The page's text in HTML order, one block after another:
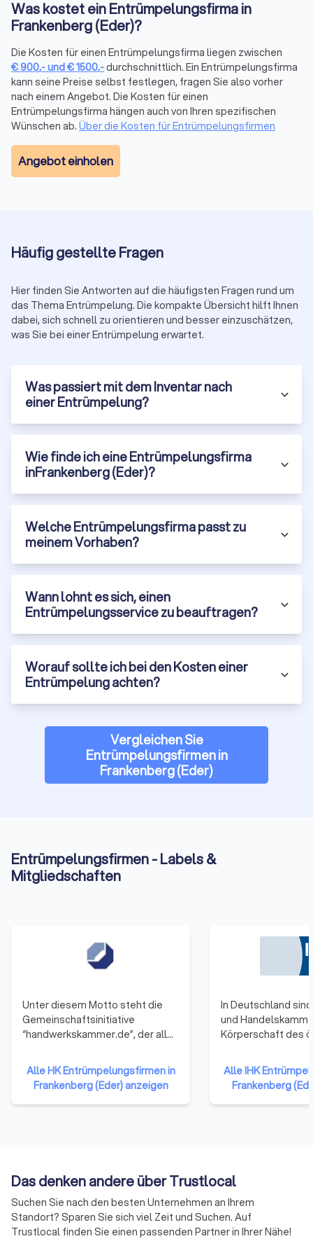
Inventar an. Anbieter fürEntrümpelung und Entsorgung
übernehmen neben dem Abtransport auch die
Räumung helfen spezialisierteReinigungsfirmen beim
Übergabestandard.
Rechtliche Aspekte bei der Entrümpelung
Vorgaben.
und
fachgerecht entsorgt werden. Seriöse Anbieter kennen die
Unklarheiten ist rechtlicher Rat von einem
empfehlenswert.
Entrümpelungsfirmen finden & vergleichen
Wenn Sie schnell, unkompliziert und transparentdie
passende Entrümpelungsfirma in Frankenberg (Eder) finden
Firma auf unserer Plattform istoffiziell registriert
durchläuft eine manuelleQualitätsprüfung
10 Punkten – basierend auf 857 verifizierten
Erfahrungsberichten.
Mit Trustlocal können Sie:
gezielt nach Leistungen wie Haushaltsauflösung,
Kellerentrümpelung oder Entsorgung
Anbieterprofile transparentvergleichen,
beschreiben,
undbis zu vier kostenlose, unverbindliche Angebote
So finden Sie nicht nur denbesten Preis, sondern auch den
Anbieter
, der wirklich zu Ihrem Vorhaben passt.
Was kostet ein Entrümpelungsfirma in
Frankenberg (Eder)?
Die Kosten für einen Entrümpelungsfirma liegen zwischen
€900,-und€1500,-durchschnittlich. Ein Entrümpelungsfirma
kann seine Preise selbst festlegen, fragen Sie also vorher
nach einem Angebot. Die Kosten für einen
Entrümpelungsfirma hängen auch von Ihren spezifischen
Wünschen ab. Über die Kosten für Entrümpelungsfirmen
Angebot einholen
Häufig gestellte Fragen
Hier finden Sie Antworten auf die häufigsten Fragen rund um
das Thema Entrümpelung. Die kompakte Übersicht hilft Ihnen
dabei, sich schnell zu orientieren und besser einzuschätzen,
was Sie bei einer Entrümpelung erwartet.
Was passiert mit dem Inventar nach
einer Entrümpelung?
Wie finde ich eine Entrümpelungsfirma
inFrankenberg (Eder)?
Welche Entrümpelungsfirma passt zu
meinem Vorhaben?
Wann lohnt es sich, einen
Entrümpelungsservice zu beauftragen?
Worauf sollte ich bei den Kosten einer
Entrümpelung achten?
Vergleichen Sie
Entrümpelungsfirmen in
Frankenberg (Eder)
Entrümpelungsfirmen - Labels &
Mitgliedschaften
Unter diesem Motto steht die
Gemeinschaftsinitiative
“handwerkskammer.de”, der alle
angehören. Sie repräsentieren
damit das gesamte Handwerk in
der Bundesrepublik Deutschland.
Die Mitglieder haben sich darauf
der Handwerkskammern
effizienter und effektiver
werden.
Alle HK Entrümpelungsfirmen in
Frankenberg (Eder) anzeigen
In Deutschland
und
Körperschaft des
Unternehmen
Unternehmen mit
reiner
an.
Alle IHK
Frankenberg
Das denken andere über Trustlocal
Suchen Sie nach den besten Unternehmen an Ihrem
Standort? Sparen Sie sich viel Zeit und Suchen. Auf
Trustlocal finden Sie einen passenden Partner in Ihrer Nähe!